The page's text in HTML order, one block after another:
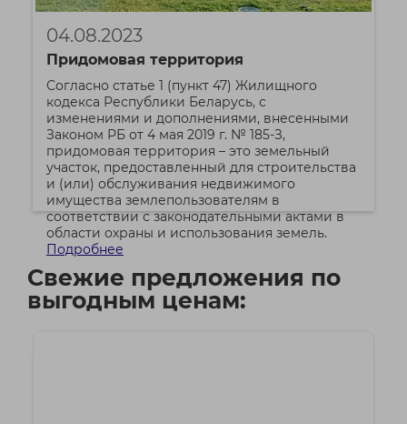
04.08.2023
Придомовая территория
Согласно статье 1 (пункт 47) Жилищного
кодекса Республики Беларусь, с
изменениями и дополнениями, внесенными
Законом РБ от 4 мая 2019 г. № 185-З,
придомовая территория – это земельный
участок, предоставленный для строительства
и (или) обслуживания недвижимого
имущества землепользователям в
соответствии с законодательными актами в
области охраны и использования земель.
Подробнее
Свежие предложения по
выгодным ценам: